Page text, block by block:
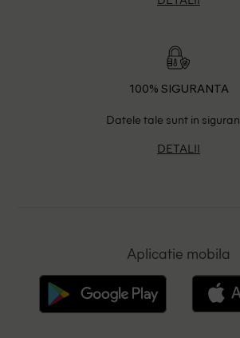
100% SIGURANTA
Datele tale sunt in
DETALII
Aplicatie mobila